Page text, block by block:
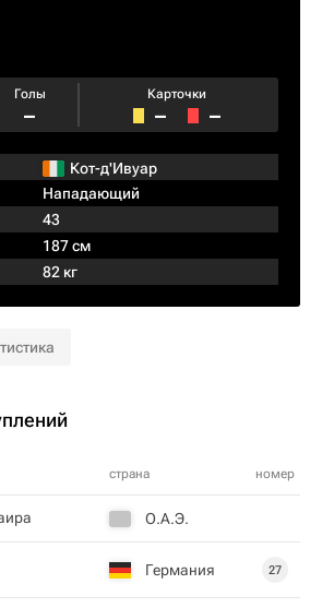
Голы
–
Карточки
– –
Кот-д'Ивуар
Нападающий
43
187 см
82 кг
страна номер
О.А.Э.
Германия 27